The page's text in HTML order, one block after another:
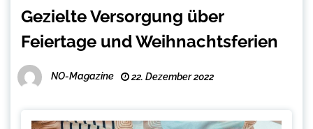
Gezielte Versorgung über
Feiertage und Weihnachtsferien
NO-Magazine 22. Dezember 2022